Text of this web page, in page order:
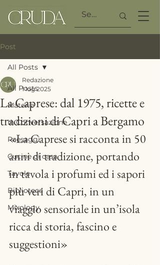
Post
All Posts
Materie
In Conversazione
Paesaggi
Cucine di casa
Tavole
Biblioteca
Mixology
All Posts
La Caprese: dal 1975, ricette e
tradizioni di Capri a Bergamo
Redazione
1 lug 2025
«La Caprese si racconta in 50
anni di tradizione, portando
in tavola i profumi ed i sapori
più veri di Capri, in un
viaggio sensoriale in un’isola
ricca di storia, fascino e
suggestioni»